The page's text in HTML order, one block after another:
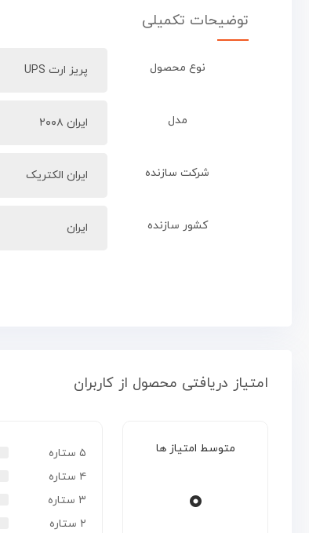
توضیحات تکمیلی
نوع محصول پریز ارت UPS
مدل ایران ۲۰۰۸
شرکت سازنده ایران الکتریک
کشور سازنده ایران
امتیاز دریافتی محصول از کاربران
متوسط امتیاز ها
۰
۵ ستاره
۴ ستاره
۳ ستاره
۲ ستاره